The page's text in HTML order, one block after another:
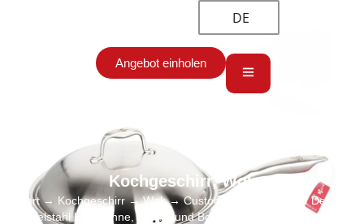
DE
Angebot einholen
Kochgeschirr,Wok
Start→ Kochgeschirr→Wok→ Custom Wok Pfanne mit Deckel,
Edelstahl Bratpfanne, Compound Bottom Single Handle Multi-